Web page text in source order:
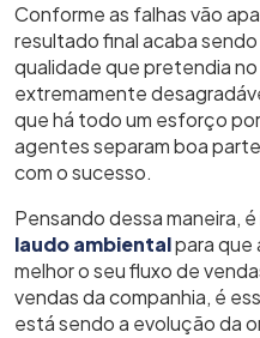
Conforme as falhas vão
resultado final acaba
qualidade que pretendia
extremamente
que há todo um esforço
agentes separam boa
com o sucesso.
Pensando dessa maneira,
laudo ambientalpara que
melhor o seu fluxo de
vendas da companhia, é
está sendo a evolução da